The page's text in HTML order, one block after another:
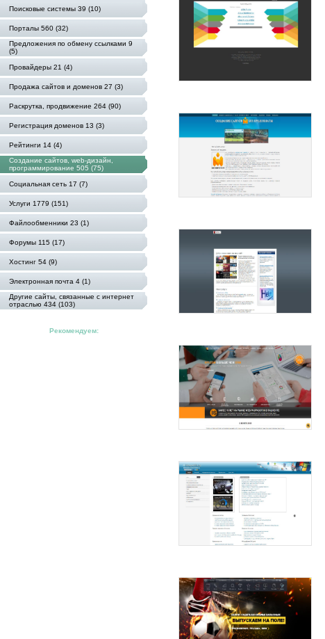
Поисковые системы 39 (10)
Порталы 560 (32)
Предложения по обмену ссылками 9
(5)
Провайдеры 21 (4)
Продажа сайтов и доменов 27 (3)
Раскрутка, продвижение 264 (90)
Регистрация доменов 13 (3)
Рейтинги 14 (4)
Создание сайтов, web-дизайн,
программирование 505 (75)
Социальная сеть 17 (7)
Услуги 1779 (151)
Файлообменники 23 (1)
Форумы 115 (17)
Хостинг 54 (9)
Электронная почта 4 (1)
Другие сайты, связанные с интернет
отраслью 434 (103)
Рекомендуем: